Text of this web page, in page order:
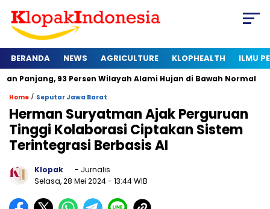
BERANDA NEWS AGRICULTURE KLOPHEALTH ILMU
93 Persen Wilayah Alami Hujan di Bawah Normal Kapan
Home / Seputar Jawa Barat
Herman Suryatman Ajak Perguruan
Tinggi Kolaborasi Ciptakan Sistem
Terintegrasi Berbasis AI
Klopak
- Jurnalis
Selasa, 28 Mei 2024- 13:44 WIB